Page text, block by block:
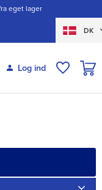
eget lager
DK
Log ind